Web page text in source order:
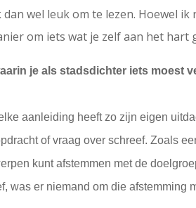
wel leuk om te lezen. Hoewel
om iets wat je zelf aan het hart
je als stadsdichter iets moest
aanleiding heeft zo zijn eigen
of vraag over schreef. Zoals
kunt afstemmen met de
was er niemand om die afstemming